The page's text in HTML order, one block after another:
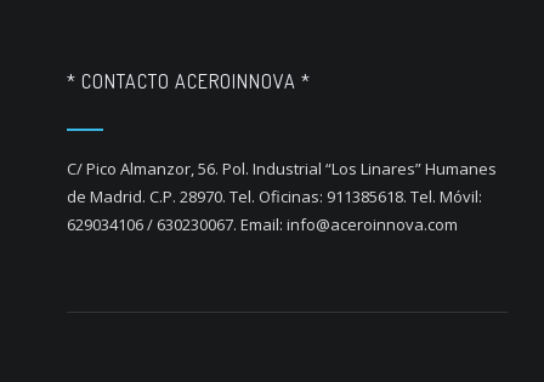
* CONTACTO ACEROINNOVA *
C/ Pico Almanzor, 56. Pol. Industrial “Los Linares” Humanes
de Madrid. C.P. 28970. Tel. Oficinas: 911385618. Tel. Móvil:
629034106 / 630230067. Email: info@aceroinnova.com